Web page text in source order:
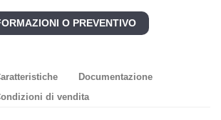
O PREVENTIVO
Documentazione
di vendita